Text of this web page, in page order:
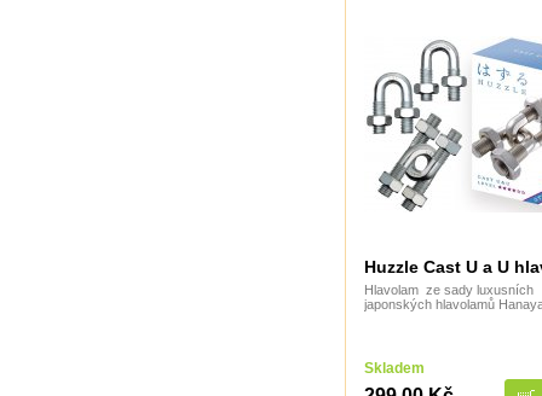
Huzzle Cast U a U
Hlavolam ze sady luxusních
japonských hlavolamů
Skladem